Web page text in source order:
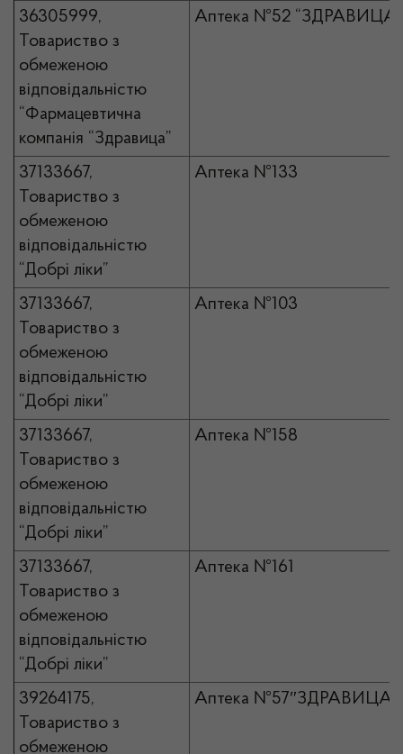
36305999,
Товариство з
обмеженою
відповідальністю
“Фармацевтична
компанія “Здравица”
Аптека №52 “ЗДРАВИЦА”
37133667,
Товариство з
обмеженою
відповідальністю
“Добрі ліки”
Аптека №133
37133667,
Товариство з
обмеженою
відповідальністю
“Добрі ліки”
Аптека №103
37133667,
Товариство з
обмеженою
відповідальністю
“Добрі ліки”
Аптека №158
37133667,
Товариство з
обмеженою
відповідальністю
“Добрі ліки”
Аптека №161
39264175,
Товариство з
обмеженою
Аптека №57″ЗДРАВИЦА”